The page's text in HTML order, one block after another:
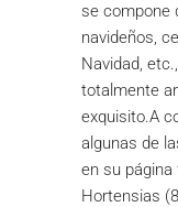
se compone
navideños,
Navidad,
totalmente
exquisito.A
algunas de
en su página
Hortensias